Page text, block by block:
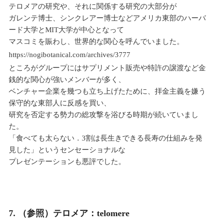
テロメアの研究や、それに関係する研究の大部分が
ガレンテ博士、シンクレアー博士などアメリカ東部のハーバ
ード大学とMIT大学が中心となって
マスコミを賑わし、世界的な関心を呼んでいました。
https://nogibotanical.com/archives/3777
ところがグループにはサプリメント販売や特許の譲渡など金
銭的な関心が強いメンバーが多く、
ベンチャー企業を幾つも立ち上げたために、拝金主義を嫌う
保守的な東部人に反感を買い、
研究を否定する勢力の総攻撃を浴びる時期が続いていまし
た。
「食べても太らない．3割は長生きできる長寿の仕組みを発
見した」というセンセーショナルな
プレゼンテーションも悪評でした。
7. （参照）テロメア：telomere